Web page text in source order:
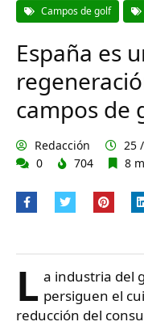
Campos de golf
España es
campos de
Redacción
25
0
704 8
L a industria del
persiguen el
reducción del